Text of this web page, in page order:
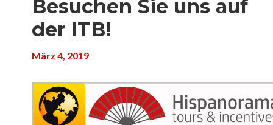
Besuchen Sie uns auf
der ITB!
März 4, 2019